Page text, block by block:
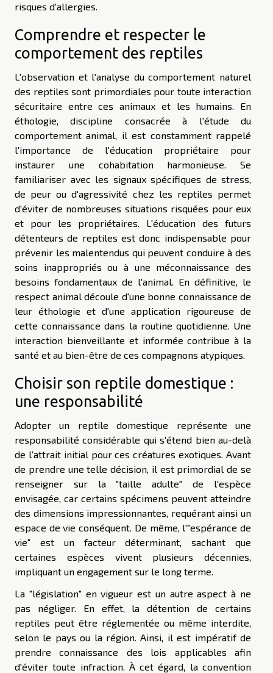
risques d'allergies.
Comprendre et respecter le
comportement des reptiles
L'observation et l'analyse du comportement naturel
des reptiles sont primordiales pour toute interaction
sécuritaire entre ces animaux et les humains. En
éthologie, discipline consacrée à l'étude du
comportement animal, il est constamment rappelé
l'importance de l'éducation propriétaire pour
instaurer une cohabitation harmonieuse. Se
familiariser avec les signaux spécifiques de stress,
de peur ou d'agressivité chez les reptiles permet
d'éviter de nombreuses situations risquées pour eux
et pour les propriétaires. L'éducation des futurs
détenteurs de reptiles est donc indispensable pour
prévenir les malentendus qui peuvent conduire à des
soins inappropriés ou à une méconnaissance des
besoins fondamentaux de l'animal. En définitive, le
respect animal découle d'une bonne connaissance de
leur éthologie et d'une application rigoureuse de
cette connaissance dans la routine quotidienne. Une
interaction bienveillante et informée contribue à la
santé et au bien-être de ces compagnons atypiques.
Choisir son reptile domestique :
une responsabilité
Adopter un reptile domestique représente une
responsabilité considérable qui s'étend bien au-delà
de l'attrait initial pour ces créatures exotiques. Avant
de prendre une telle décision, il est primordial de se
renseigner sur la "taille adulte" de l'espèce
envisagée, car certains spécimens peuvent atteindre
des dimensions impressionnantes, requérant ainsi un
espace de vie conséquent. De même, l'"espérance de
vie" est un facteur déterminant, sachant que
certaines espèces vivent plusieurs décennies,
impliquant un engagement sur le long terme.
La "législation" en vigueur est un autre aspect à ne
pas négliger. En effet, la détention de certains
reptiles peut être réglementée ou même interdite,
selon le pays ou la région. Ainsi, il est impératif de
prendre connaissance des lois applicables afin
d'éviter toute infraction. À cet égard, la convention